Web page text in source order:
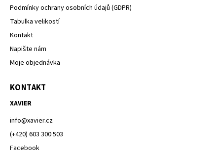
Podmínky ochrany osobních údajů (GDPR)
Tabulka velikostí
Kontakt
Napište nám
Moje objednávka
KONTAKT
XAVIER
info@xavier.cz
(+420) 603 300 503
Facebook